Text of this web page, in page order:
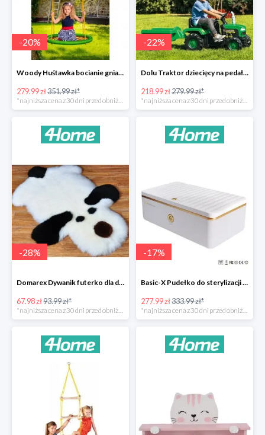
-20%
Woody Huśtawka bocianie gniazdo -20%
279.99 zł351.99 zł*
*najniższa cena z 30 dni przed obniżką
-22%
Dolu Traktor dziecięcy na pedały z przyczepką -22%
218.99 zł279.99 zł*
*najniższa cena z 30 dni przed obniżką
-28%
Domarex Dywanik futerko dla dzieci Pies czarno-biały -28%
67.98 zł93.99 zł*
*najniższa cena z 30 dni przed obniżką
-17%
Basic-X Pudełko do sterylizacji z ozonem -17%
277.99 zł333.99 zł*
*najniższa cena z 30 dni przed obniżką